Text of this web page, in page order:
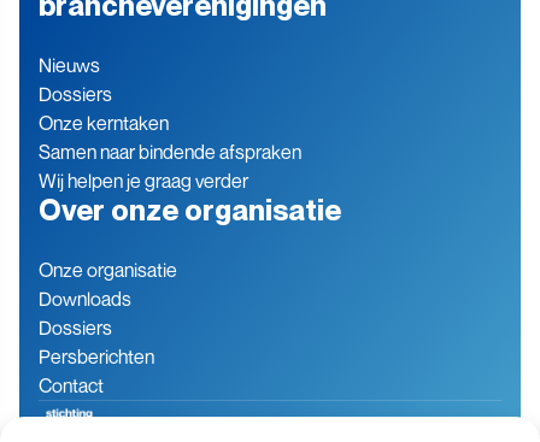
Nieuws
Dossiers
Onze kerntaken
Samen naar bindende afspraken
Wij helpen je graag verder
Over onze organisatie
Onze organisatie
Downloads
Dossiers
Persberichten
Contact